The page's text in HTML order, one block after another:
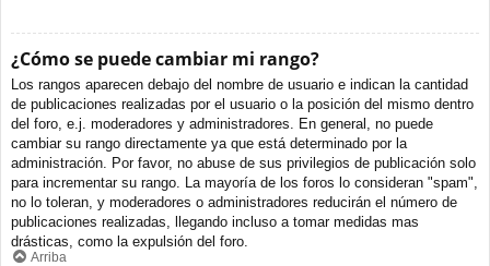
¿Cómo se puede cambiar mi rango?
Los rangos aparecen debajo del nombre de usuario e indican la cantidad
de publicaciones realizadas por el usuario o la posición del mismo dentro
del foro, e.j. moderadores y administradores. En general, no puede
cambiar su rango directamente ya que está determinado por la
administración. Por favor, no abuse de sus privilegios de publicación solo
para incrementar su rango. La mayoría de los foros lo consideran "spam",
no lo toleran, y moderadores o administradores reducirán el número de
publicaciones realizadas, llegando incluso a tomar medidas mas
drásticas, como la expulsión del foro.
Arriba